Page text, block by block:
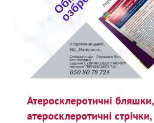
Атеросклеротичні бляшки,
атеросклеротичні стрічки,